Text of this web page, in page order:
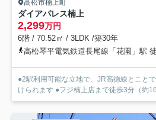
高松市楠上町
ダイアパレス楠上
2,299万円
6階 / 70.52㎡ / 3LDK /築30年
高松琴平電気鉄道長尾線「花園」駅
●2駅利用可能な立地で、JR高徳線とこと
けられます ●フジ楠上店まで徒歩3分（約